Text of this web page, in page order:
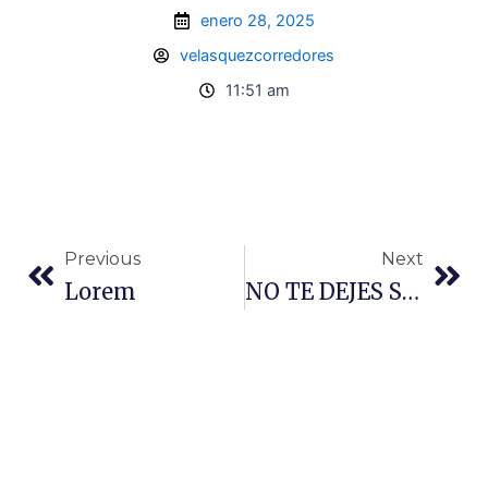
enero 28, 2025
velasquezcorredores
11:51 am
Previous
Lorem
Next
NO TE DEJES SORPRENDER, ASEGURA CON NOSOTROS